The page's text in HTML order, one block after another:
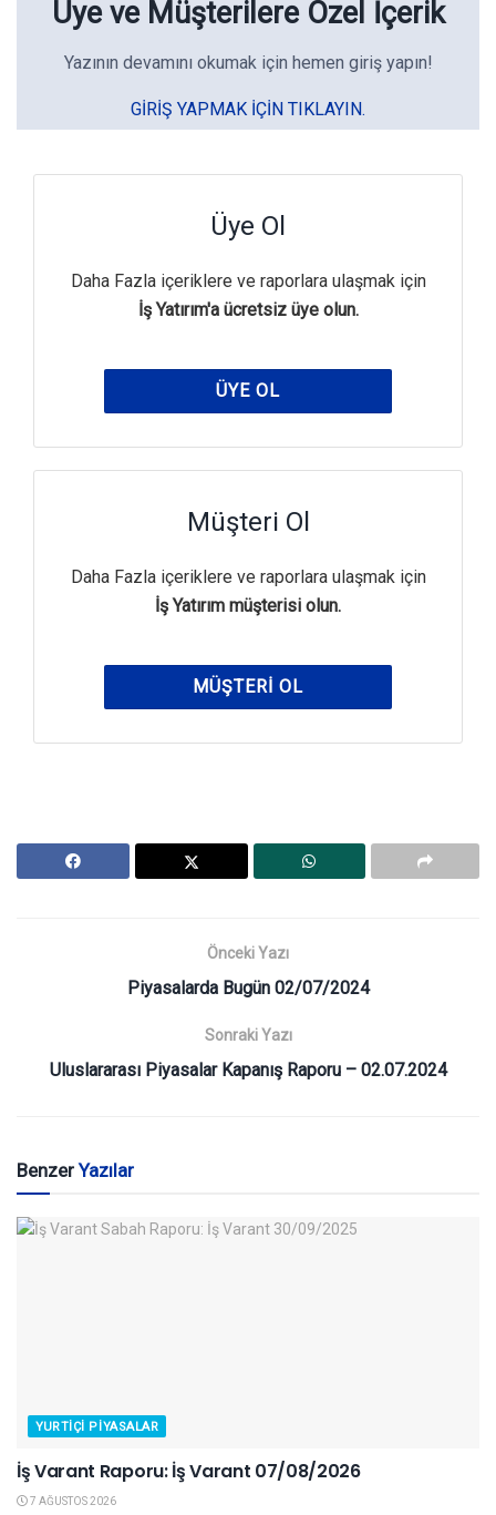
Üye ve Müşterilere Özel İçerik
Yazının devamını okumak için hemen giriş yapın!
GIRIŞ YAPMAK IÇIN TIKLAYIN.
Üye Ol
Daha Fazla içeriklere ve raporlara ulaşmak için
İş Yatırım'a ücretsiz üye olun.
ÜYE OL
Müşteri Ol
Daha Fazla içeriklere ve raporlara ulaşmak için
İş Yatırım müşterisi olun.
MÜŞTERI OL
Önceki Yazı
Piyasalarda Bugün 02/07/2024
Sonraki Yazı
Uluslararası Piyasalar Kapanış Raporu – 02.07.2024
BenzerYazılar
YURTIÇI PIYASALAR
İş Varant Raporu: İş Varant 07/08/2026
7 AĞUSTOS 2026